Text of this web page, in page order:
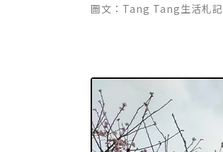
圖文：Tang Tang生活札記